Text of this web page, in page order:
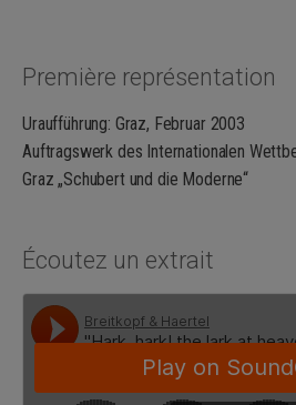
Première représentation
Uraufführung: Graz, Februar 2003
Auftragswerk des Internationalen
Graz „Schubert und die Moderne“
Écoutez un extrait